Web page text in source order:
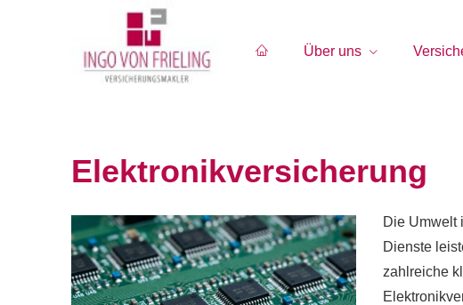
Über uns
Elektronikversicherung
Die Umwelt
Dienste
zahlreiche